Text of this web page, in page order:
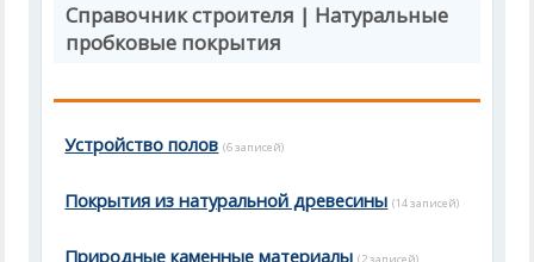
Справочник строителя | Натуральные
пробковые покрытия
Устройство полов (6 записей)
Покрытия из натуральной древесины (14 записей)
Природные каменные материалы